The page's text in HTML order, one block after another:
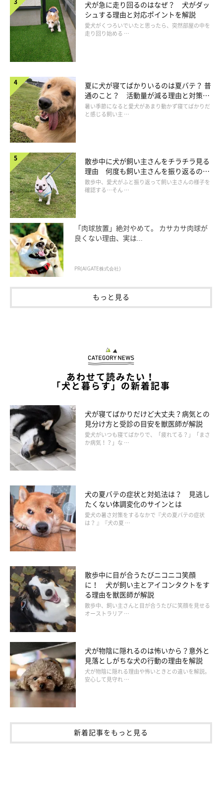
ますよ。
ではさっそく、マッサージのやり方を見ていきましょう。
なんとなく元気がないときに！ 免疫力アッ
参考・写真／「いぬのきもち」2021年2月号『寒さでストレスがたまる、免
疫力が低下する……冬の“プチ不調”はツボマッサージでケアしよう』
左右の耳の入り口の少し上にある耳門（じもん）と、左右の目尻
の斜め上にある糸竹空（しちくくう）というツボを刺激します。
耳門は気持ちをリラックスさせ、糸竹空は目や頭をスッキリさせ
る作用があります。
STEP 1. 愛犬と向かい合い親指で目尻（糸竹空）を押さ
犬が急に走り回るのはなぜ？ 犬がダッ
シュする理由と対応ポイントを解説
愛犬がくつろいでいたと思ったら、突然部屋の中を
走り回り始める …
夏に犬が寝てばかりいるのは夏バテ？ 普
通のこと？ 活動量が減る理由と対策と
は
暑い季節になると愛犬があまり動かず寝てばかりだ
と感じる飼い主 …
散歩中に犬が飼い主さんをチラチラ見る
理由 何度も飼い主さんを振り返るのは
なぜ？
散歩中、愛犬がふと振り返って飼い主さんの様子を
確認する…そん …
「肉球放置」絶対やめて。 カサカサ肉球が
良くない理由、実は...
PR(AIGATE株式会社)
もっと見る
あわせて読みたい！
「犬と暮らす」の新着記事
犬が寝てばかりだけど大丈夫？病気との
見分け方と受診の目安を獣医師が解説
愛犬がいつも寝てばかりで、「疲れてる？」「まさ
か病気！？」な …
犬の夏バテの症状と対処法は？ 見逃し
たくない体調変化のサインとは
愛犬の暑さ対策をするなかで『犬の夏バテの症状
は？ 』『犬の夏 …
散歩中に目が合うたびニコニコ笑顔
に！ 犬が飼い主とアイコンタクトをす
る理由を獣医師が解説
散歩中、飼い主さんと目が合うたびに笑顔を見せる
オーストラリア …
犬が物陰に隠れるのは怖いから？意外と
見落としがちな犬の行動の理由を解説
犬が物陰に隠れる理由や怖いときとの違いを解説。
安心して見守れ …
新着記事をもっと見る